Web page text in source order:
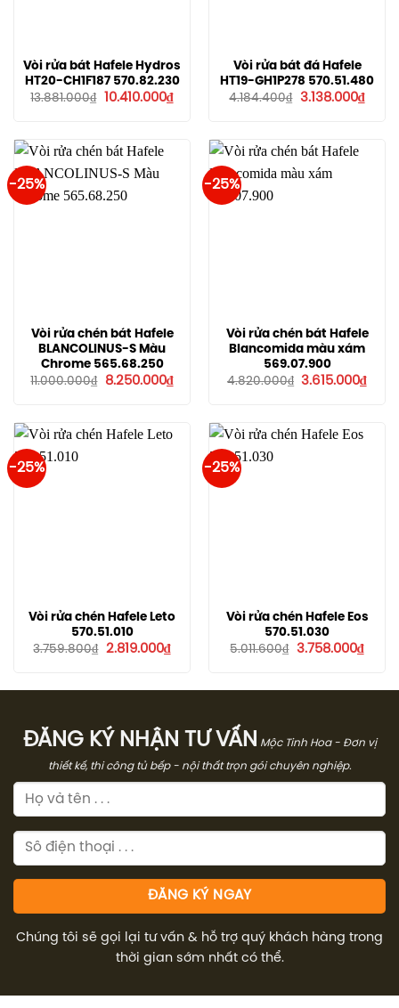
Vòi rửa bát Hafele Hydros
HT20-CH1F187 570.82.230
13.881.000₫
Giá
10.410.000₫Giá
hiện
10.410.000₫.
Vòi rửa bát đá Hafele
HT19-GH1P278 570.51.480
4.184.400₫
Giá
3.138.000₫Giá
hiện
-25%
Vòi rửa chén bát Hafele
BLANCOLINUS-S Màu
Chrome 565.68.250
11.000.000₫
Giá
8.250.000₫Giá
hiện
8.250.000₫.
-25%
Vòi rửa chén bát Hafele
Blancomida màu xám
569.07.900
4.820.000₫ Giá
3.615.000₫Giá
hiện
-25%
Vòi rửa chén Hafele Leto
570.51.010
3.759.800₫
Giá
2.819.000₫Giá
hiện
2.819.000₫.
-25%
Vòi rửa chén Hafele Eos
570.51.030
5.011.600₫
Giá
3.758.000₫Giá
hiện
ĐĂNG KÝ NHẬN TƯ VẤN Mộc Tinh Hoa - Đơn vị
thiết kế, thi công tủ bếp - nội thất trọn gói chuyên nghiệp.
Chúng tôi sẽ gọi lại tư vấn & hỗ trợ quý khách hàng trong
thời gian sớm nhất có thể.